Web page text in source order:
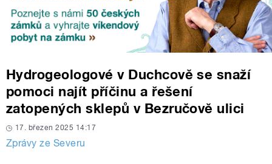
Hydrogeologové v Duchcově se snaží
pomoci najít příčinu a řešení
zatopených sklepů v Bezručově ulici
17. březen 2025 14:17
Zprávy ze Severu